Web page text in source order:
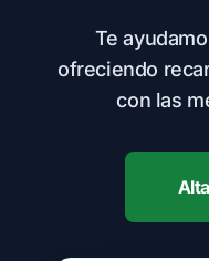
Te
ofreciendo
con las